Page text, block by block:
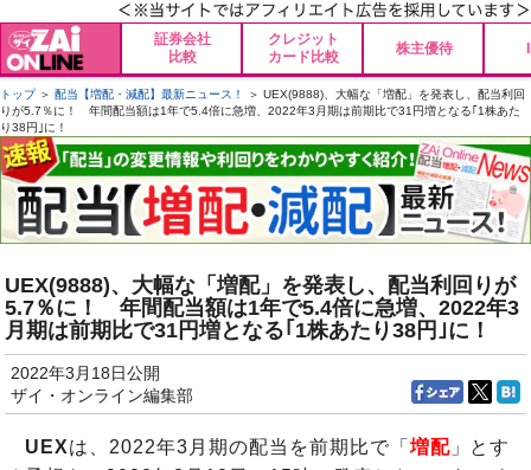
証券会社
比較
クレジット
カード比較
株主優待
トップ＞ 配当【増配・減配】最新ニュース！
＞ UEX(9888)、大幅な「増配」を発表し、配当利回
りが5.7％に！ 年間配当額は1年で5.4倍に急増、2022年3月期は前期比で31円増となる｢1株あた
り38円｣に！
UEX(9888)、大幅な「増配」を発表し、配当利回りが
5.7％に！ 年間配当額は1年で5.4倍に急増、2022年3
月期は前期比で31円増となる｢1株あたり38円｣に！
2022年3月18日公開
ザイ・オンライン編集部
UEXは、2022年3月期の配当を前期比で「 増配」とす